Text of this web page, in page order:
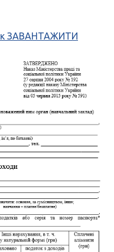
ЗАВАНТАЖИТИ